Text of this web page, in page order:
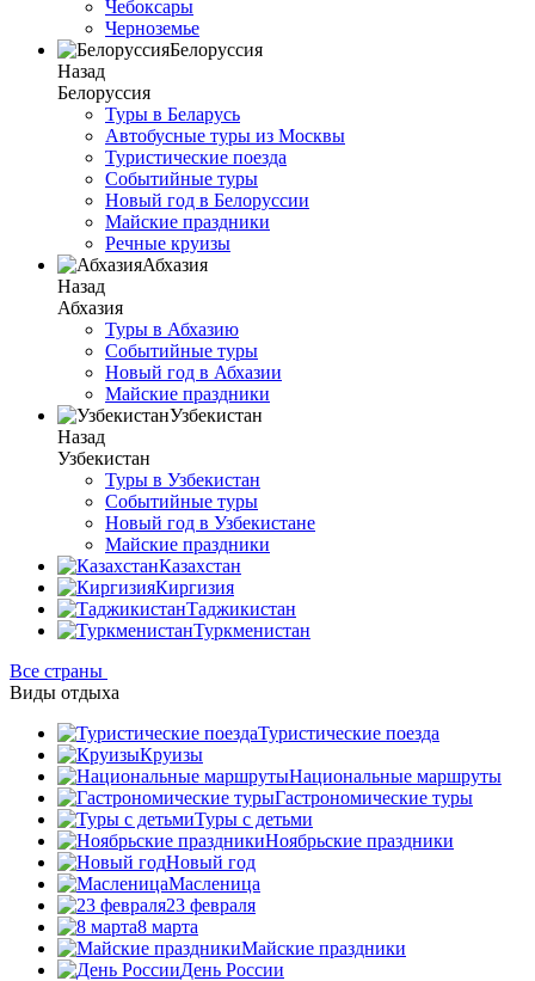
Чебоксары
Черноземье
Белоруссия
Назад
Белоруссия
Туры в Беларусь
Автобусные туры из Москвы
Туристические поезда
Событийные туры
Новый год в Белоруссии
Майские праздники
Речные круизы
Абхазия
Назад
Абхазия
Туры в Абхазию
Событийные туры
Новый год в Абхазии
Майские праздники
Узбекистан
Назад
Узбекистан
Туры в Узбекистан
Событийные туры
Новый год в Узбекистане
Майские праздники
Казахстан
Киргизия
Таджикистан
Туркменистан
Все страны
Виды отдыха
Туристические поезда
Круизы
Национальные маршруты
Гастрономические туры
Туры с детьми
Ноябрьские праздники
Новый год
Масленица
23 февраля
8 марта
Майские праздники
День России